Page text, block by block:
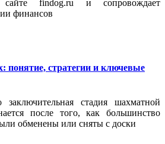
findog.ru и сопровождает
финансов
стратегии и ключевые
стадия шахматной
после того, как большинство
обменены или сняты с доски